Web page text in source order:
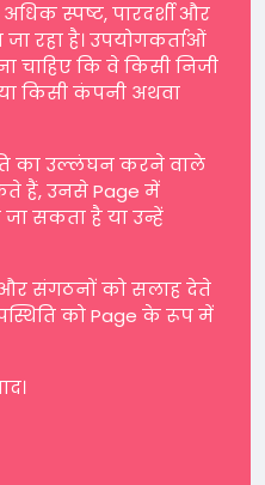
स्पष्ट, पारदर्शी और
रहा है। उपयोगकर्ताओं
कि वे किसी निजी
किसी कंपनी अथवा
का उल्लंघन करने वाले
हैं, उनसे Page में
सकता है या उन्हें
और संगठनों को सलाह देते
को Page के रूप में